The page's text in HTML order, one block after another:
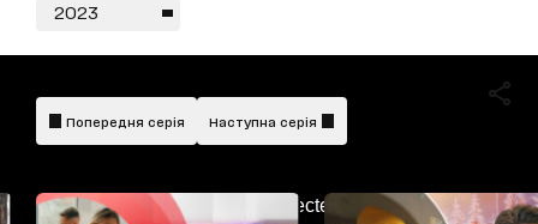
2023
AdBlockDetected!
Попередня серія Наступна серія